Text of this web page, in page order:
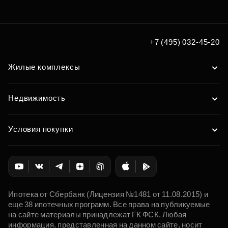
+7 (495) 032-45-20
Жилые комплексы
Недвижимость
Условия покупки
Ипотека от Сбербанк (Лицензия №1481 от 11.08.2015) и
еще 38 ипотечных программ. Все права на публикуемые
на сайте материалы принадлежат ГК ФСК. Любая
информация, представленная на данном сайте, носит